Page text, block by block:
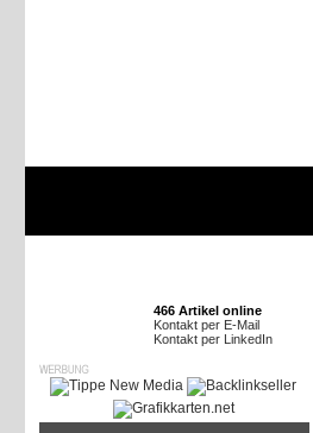
466 Artikel online
Kontakt per E-Mail
Kontakt per LinkedIn